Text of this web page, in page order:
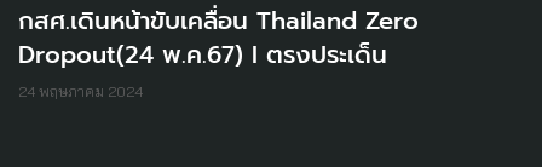
กสศ.เดินหน้าขับเคลื่อน Thailand Zero
Dropout​(24 พ.ค.67) I ตรงประเด็น
24 พฤษภาคม 2024